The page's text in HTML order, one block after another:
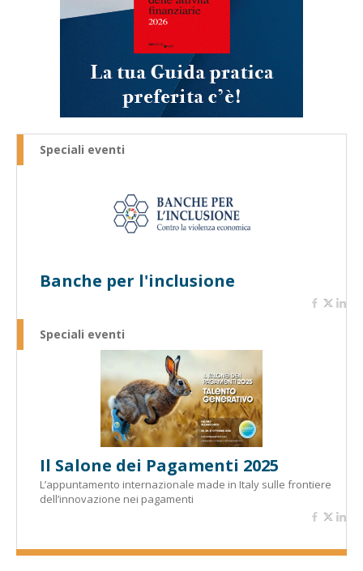
Speciali eventi
Banche per l'inclusione
Speciali eventi
Il Salone dei Pagamenti 2025
L’appuntamento internazionale made in Italy sulle frontiere
dell’innovazione nei pagamenti